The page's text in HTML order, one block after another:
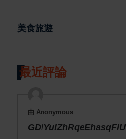
美食旅遊
最近評論
由 Anonymous
GDiYulZhRqeEhasqFlU